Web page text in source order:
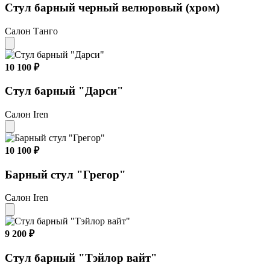
Стул барный черный велюровый (хром)
Салон Танго
10 100 ₽
Стул барный "Дарси"
Салон Iren
10 100 ₽
Барный стул "Грегор"
Салон Iren
9 200 ₽
Стул барный "Тэйлор вайт"